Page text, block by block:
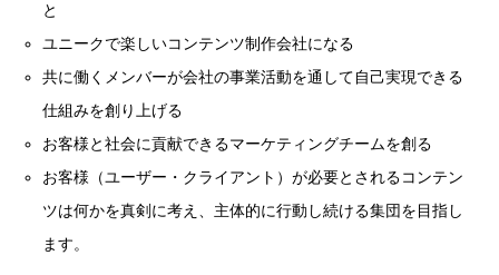
と
ユニークで楽しいコンテンツ制作会社になる
共に働くメンバーが会社の事業活動を通して自己実現できる
仕組みを創り上げる
お客様と社会に貢献できるマーケティングチームを創る
お客様（ユーザー・クライアント）が必要とされるコンテン
ツは何かを真剣に考え、主体的に行動し続ける集団を目指し
ます。